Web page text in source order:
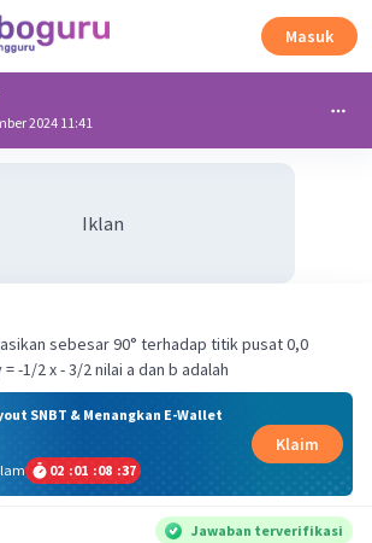
Masuk
2024 11:41
Iklan
sebesar 90° terhadap titik pusat 0,0
-1/2 x - 3/2 nilai a dan b adalah
SNBT & Menangkan E-Wallet
02 :01 :08 :36
Klaim
Jawaban terverifikasi